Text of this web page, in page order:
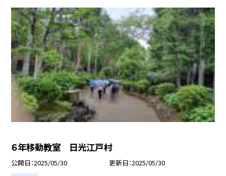
６年移動教室 日光江戸村
公開日 2025/05/30 更新日 2025/05/30